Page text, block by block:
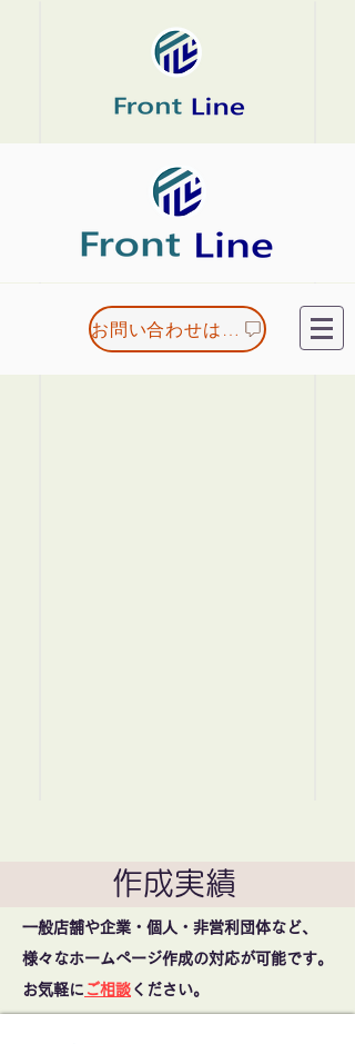
お問い合わせはこちら
作成実績
一般店舗や企業・個人・非営利団体など、
様々なホームページ作成の対応が可能です。
お気軽に ご相談 ください。